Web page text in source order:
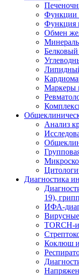
Функции
Функция
Обмен
Маркеры
Анализ
Диагностика
19),
ИФА-
TORCH-
Коклюш